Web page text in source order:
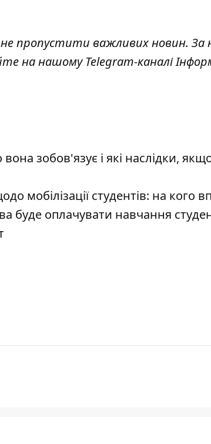
пропустити важливих новин. За
на нашому Telegram-каналі
зобов'язує і які наслідки, якщо
мобілізації студентів: на кого
оплачувати навчання